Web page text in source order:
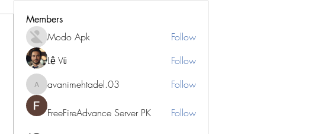
Members
Modo Apk
Follow
Lệ Vũ
Follow
avanimehtadel.03
avanimehtadel.03 Follow
FreeFireAdvance Server PK Follow